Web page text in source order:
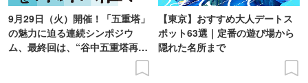
9月29日（火）開催！「五重塔」
の魅力に迫る連続シンポジウ
ム、最終回は、“谷中五重塔再建
【東京】おすすめ大人デートス
ポット63選｜定番の遊び場から
隠れた名所まで